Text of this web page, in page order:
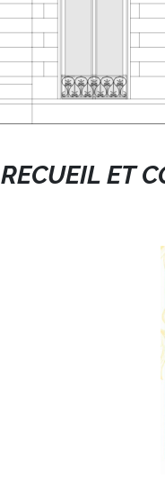
RECUEIL ET